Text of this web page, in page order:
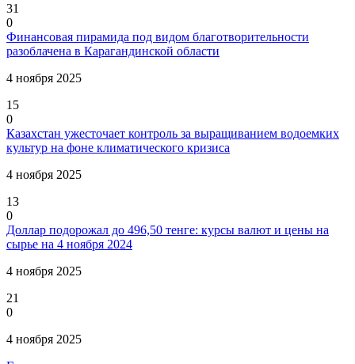
31
0
Финансовая пирамида под видом благотворительности
разоблачена в Карагандинской области
4 ноября 2025
15
0
Казахстан ужесточает контроль за выращиванием водоемких
культур на фоне климатического кризиса
4 ноября 2025
13
0
Доллар подорожал до 496,50 тенге: курсы валют и цены на
сырье на 4 ноября 2024
4 ноября 2025
21
0
4 ноября 2025